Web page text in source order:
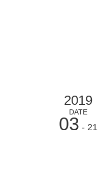
2019
DATE
03 - 21